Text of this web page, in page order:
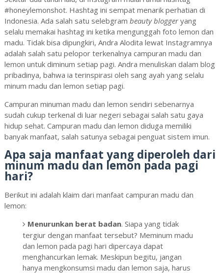
#honeylemonshot. Hashtag ini sempat menarik perhatian di
Indonesia. Ada salah satu selebgram beauty bloggeryang
selalu memakai hashtag ini ketika mengunggah foto lemon dan
madu. Tidak bisa dipungkiri, Andra Alodita lewat Instagramnya
adalah salah satu pelopor terkenalnya campuran madu dan
lemon untuk diminum setiap pagi. Andra menuliskan dalam blog
pribadinya, bahwa ia terinspirasi oleh sang ayah yang selalu
minum madu dan lemon setiap pagi.
Campuran minuman madu dan lemon sendiri sebenarnya
sudah cukup terkenal di luar negeri sebagai salah satu gaya
hidup sehat. Campuran madu dan lemon diduga memiliki
banyak manfaat, salah satunya sebagai penguat sistem imun.
Apa saja manfaat yang diperoleh dari
minum madu dan lemon pada pagi
hari?
Berikut ini adalah klaim dari manfaat campuran madu dan
lemon:
Menurunkan berat badan. Siapa yang tidak
tergiur dengan manfaat tersebut? Meminum madu
dan lemon pada pagi hari dipercaya dapat
menghancurkan lemak. Meskipun begitu, jangan
hanya mengkonsumsi madu dan lemon saja, harus